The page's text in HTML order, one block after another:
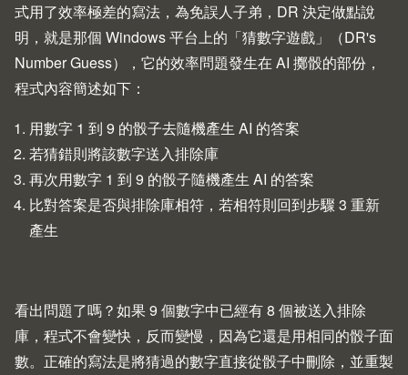
式用了效率極差的寫法，為免誤人子弟，DR 決定做點說
明，就是那個 Windows 平台上的「猜數字遊戲」（DR's
Number Guess），它的效率問題發生在 AI 擲骰的部份，
程式內容簡述如下：
用數字 1 到 9 的骰子去隨機產生 AI 的答案
若猜錯則將該數字送入排除庫
再次用數字 1 到 9 的骰子隨機產生 AI 的答案
比對答案是否與排除庫相符，若相符則回到步驟 3 重新
產生
看出問題了嗎？如果 9 個數字中已經有 8 個被送入排除
庫，程式不會變快，反而變慢，因為它還是用相同的骰子面
數。正確的寫法是將猜過的數字直接從骰子中刪除，並重製